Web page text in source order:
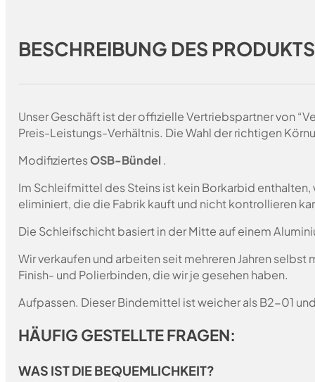
BESCHREIBUNG DES PRODUKTS
Unser Geschäft ist der offizielle Vertriebspartner von
Preis-Leistungs-Verhältnis. Die Wahl der richtigen
ModifiziertesOSB-Bündel .
Im Schleifmittel des Steins ist kein Borkarbid
eliminiert, die die Fabrik kauft und nicht kontrollieren
Die Schleifschicht basiert in der Mitte auf einem
Wir verkaufen und arbeiten seit mehreren Jahren
Finish- und Polierbinden, die wir je gesehen haben.
Aufpassen. Dieser Bindemittel ist weicher als B2-01
HÄUFIG GESTELLTE FRAGEN:
WAS IST DIE BEQUEMLICHKEIT?